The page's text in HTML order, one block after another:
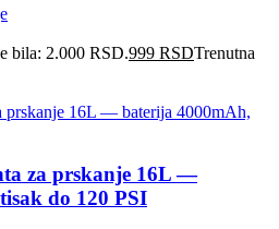
bila: 2.000 RSD.999 RSDTrenutna
za prskanje 16L —
do 120 PSI